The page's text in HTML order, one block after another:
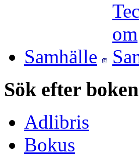
Samhälle
Sök efter boken
Adlibris
Bokus